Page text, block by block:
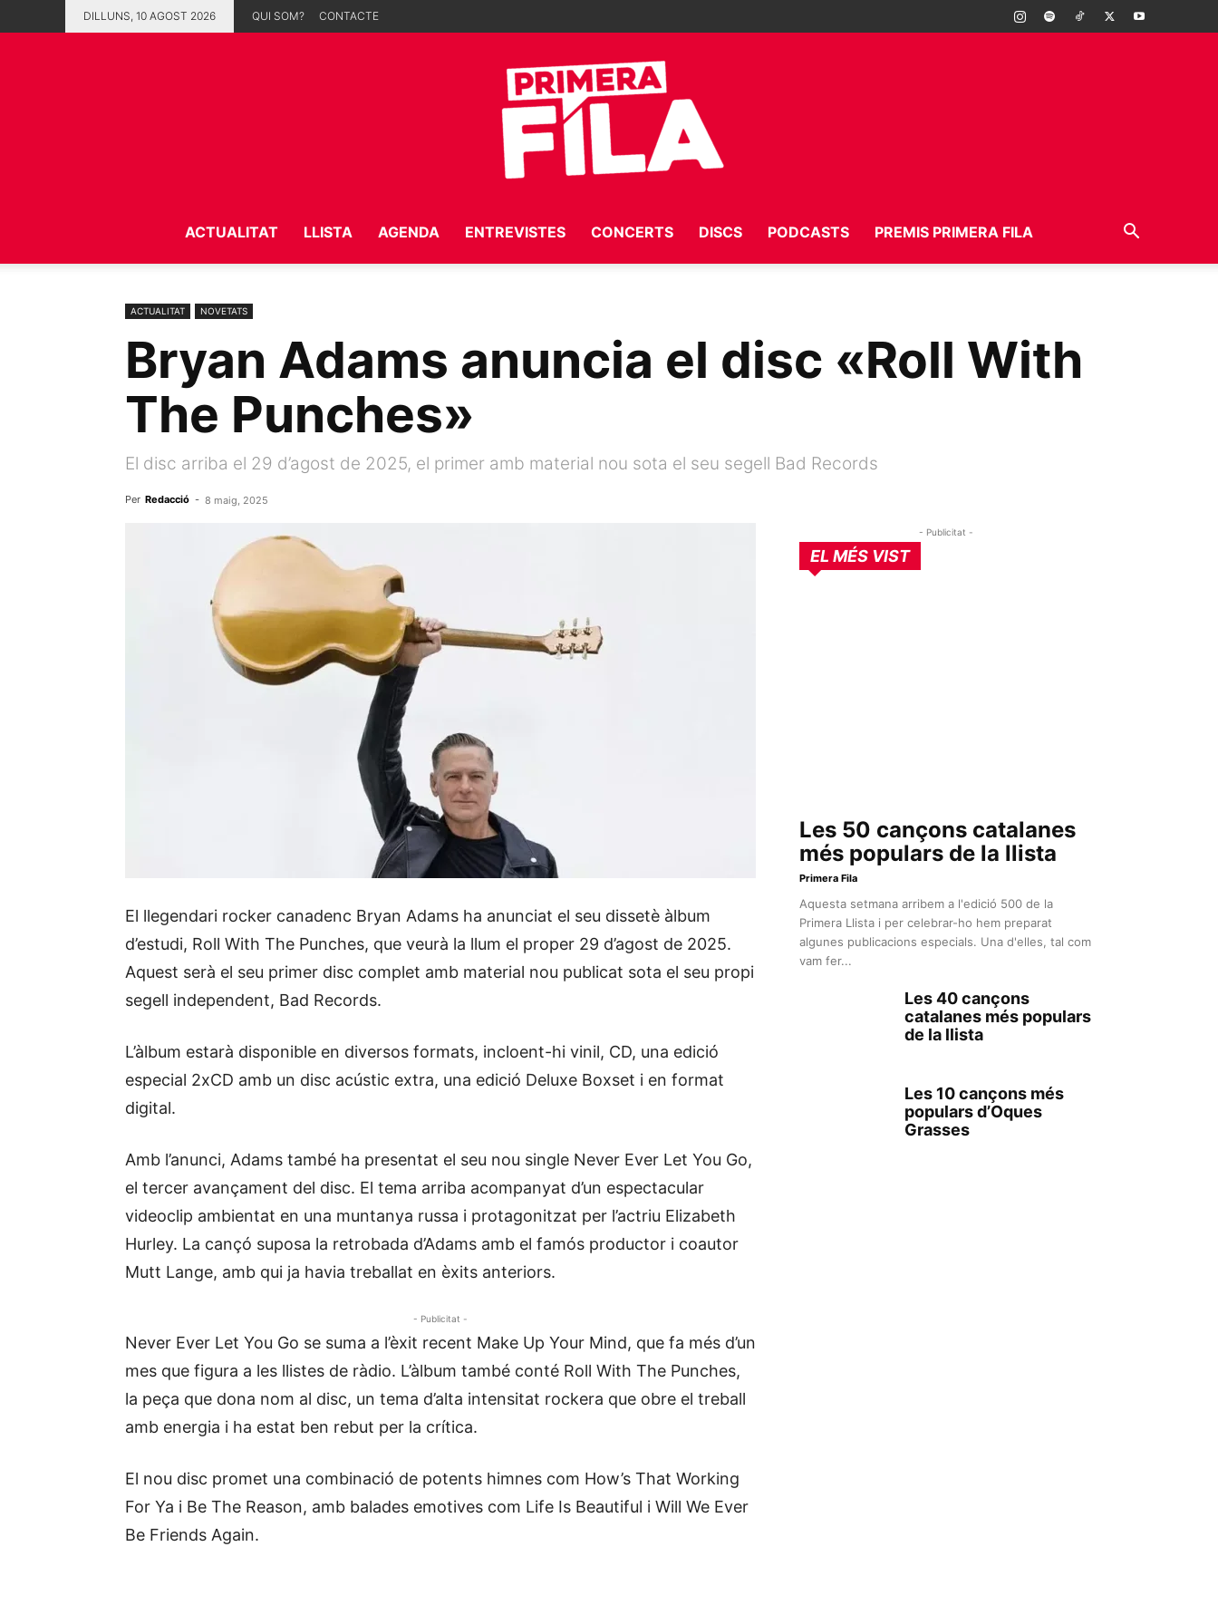
DILLUNS, 10 AGOST 2026 QUI SOM? CONTACTE
Fila
ACTUALITAT LLISTA AGENDA ENTREVISTES CONCERTS DISCS PODCASTS PREMIS PRIMERA FILA
ACTUALITAT NOVETATS
Bryan Adams anuncia el disc «Roll With
The Punches»
El disc arriba el 29 d’agost de 2025, el primer amb material nou sota el seu segell Bad Records
Per Redacció - 8 maig, 2025
El llegendari rocker canadenc Bryan Adams ha anunciat el seu dissetè àlbum
d’estudi, Roll With The Punches, que veurà la llum el proper 29 d’agost de 2025.
Aquest serà el seu primer disc complet amb material nou publicat sota el seu propi
segell independent, Bad Records.
L’àlbum estarà disponible en diversos formats, incloent-hi vinil, CD, una edició
especial 2xCD amb un disc acústic extra, una edició Deluxe Boxset i en format
digital.
Amb l’anunci, Adams també ha presentat el seu nou single Never Ever Let You Go,
el tercer avançament del disc. El tema arriba acompanyat d’un espectacular
videoclip ambientat en una muntanya russa i protagonitzat per l’actriu Elizabeth
Hurley. La cançó suposa la retrobada d’Adams amb el famós productor i coautor
Mutt Lange, amb qui ja havia treballat en èxits anteriors.
- Publicitat -
Never Ever Let You Go se suma a l’èxit recent Make Up Your Mind, que fa més d’un
mes que figura a les llistes de ràdio. L’àlbum també conté Roll With The Punches,
la peça que dona nom al disc, un tema d’alta intensitat rockera que obre el treball
amb energia i ha estat ben rebut per la crítica.
El nou disc promet una combinació de potents himnes com How’s That Working
For Ya i Be The Reason, amb balades emotives com Life Is Beautiful i Will We Ever
Be Friends Again.
- Publicitat -
EL MÉS VIST
Les 50 cançons catalanes
més populars de la llista
Primera Fila
Aquesta setmana arribem a l'edició 500 de la
Primera Llista i per celebrar-ho hem preparat
algunes publicacions especials. Una d'elles, tal com
vam fer...
Les 40 cançons
catalanes més populars
de la llista
Les 10 cançons més
populars d’Oques
Grasses